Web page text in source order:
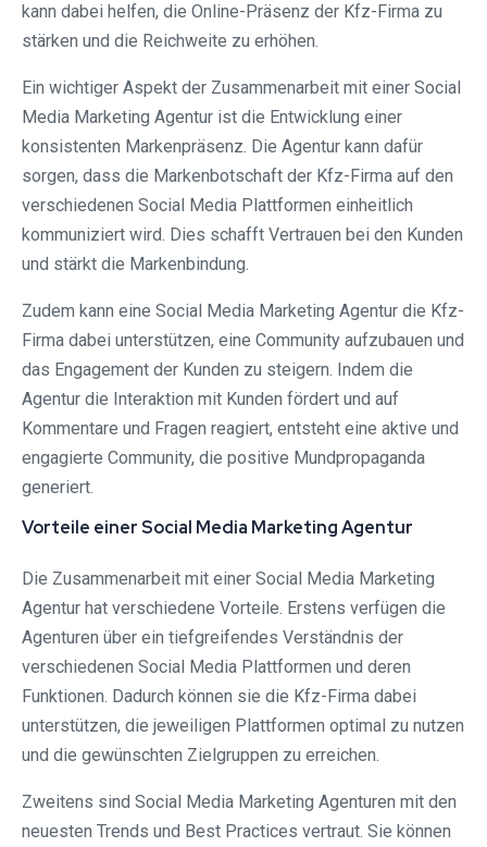
kann dabei helfen, die Online-Präsenz der Kfz-Firma zu
stärken und die Reichweite zu erhöhen.
Ein wichtiger Aspekt der Zusammenarbeit mit einer Social
Media Marketing Agentur ist die Entwicklung einer
konsistenten Markenpräsenz. Die Agentur kann dafür
sorgen, dass die Markenbotschaft der Kfz-Firma auf den
verschiedenen Social Media Plattformen einheitlich
kommuniziert wird. Dies schafft Vertrauen bei den Kunden
und stärkt die Markenbindung.
Zudem kann eine Social Media Marketing Agentur die Kfz-
Firma dabei unterstützen, eine Community aufzubauen und
das Engagement der Kunden zu steigern. Indem die
Agentur die Interaktion mit Kunden fördert und auf
Kommentare und Fragen reagiert, entsteht eine aktive und
engagierte Community, die positive Mundpropaganda
generiert.
Vorteile einer Social Media Marketing Agentur
Die Zusammenarbeit mit einer Social Media Marketing
Agentur hat verschiedene Vorteile. Erstens verfügen die
Agenturen über ein tiefgreifendes Verständnis der
verschiedenen Social Media Plattformen und deren
Funktionen. Dadurch können sie die Kfz-Firma dabei
unterstützen, die jeweiligen Plattformen optimal zu nutzen
und die gewünschten Zielgruppen zu erreichen.
Zweitens sind Social Media Marketing Agenturen mit den
neuesten Trends und Best Practices vertraut. Sie können